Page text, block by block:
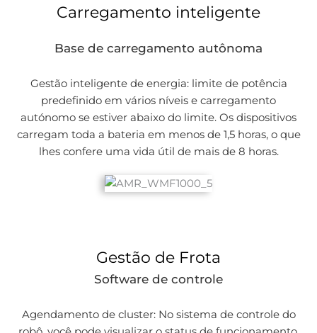
Carregamento inteligente
Base de carregamento autônoma
Gestão inteligente de energia: limite de potência
predefinido em vários níveis e carregamento
autónomo se estiver abaixo do limite. Os dispositivos
carregam toda a bateria em menos de 1,5 horas, o que
lhes confere uma vida útil de mais de 8 horas.
Gestão de Frota
Software de controle
Agendamento de cluster: No sistema de controle do